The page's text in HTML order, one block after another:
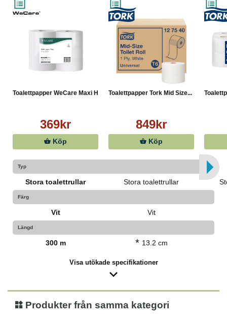
Toalettpapper WeCare Maxi H...
369kr
Köp
Toalettpapper Tork Mid Size...
849kr
Köp
Typ
Stora toalettrullar Stora toalettrullar
Färg
Vit Vit
Längd
300 m * 13.2 cm
Visa utökade specifikationer
Produkter från samma kategori